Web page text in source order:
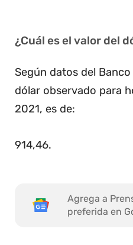
¿Cuál es el valor del
Según datos del
dólar observado para
2021, es de:
914,46.
Agrega a
preferida en